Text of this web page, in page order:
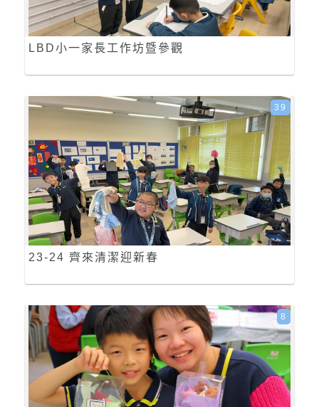
LBD小一家長工作坊暨參觀
23-24 齊來清潔迎新春
39
8